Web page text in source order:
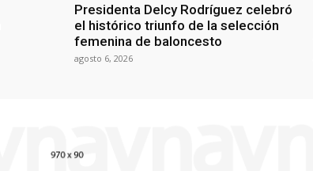
Presidenta Delcy Rodríguez celebró
el histórico triunfo de la selección
femenina de baloncesto
agosto 6, 2026